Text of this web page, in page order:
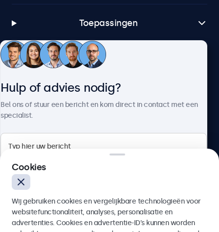
Toepassingen
Klantenservice
4.8/5 door 5000+ bedrijven
Nederlands
Hulp of advies nodig?
Bel ons of stuur een bericht en kom direct in contact met een
specialist.
Cookies
Wij gebruiken cookies en vergelijkbare technologieën voor
websitefunctionaliteit, analyses, personalisatie en
advertenties. Cookies en advertentie-ID’s kunnen worden